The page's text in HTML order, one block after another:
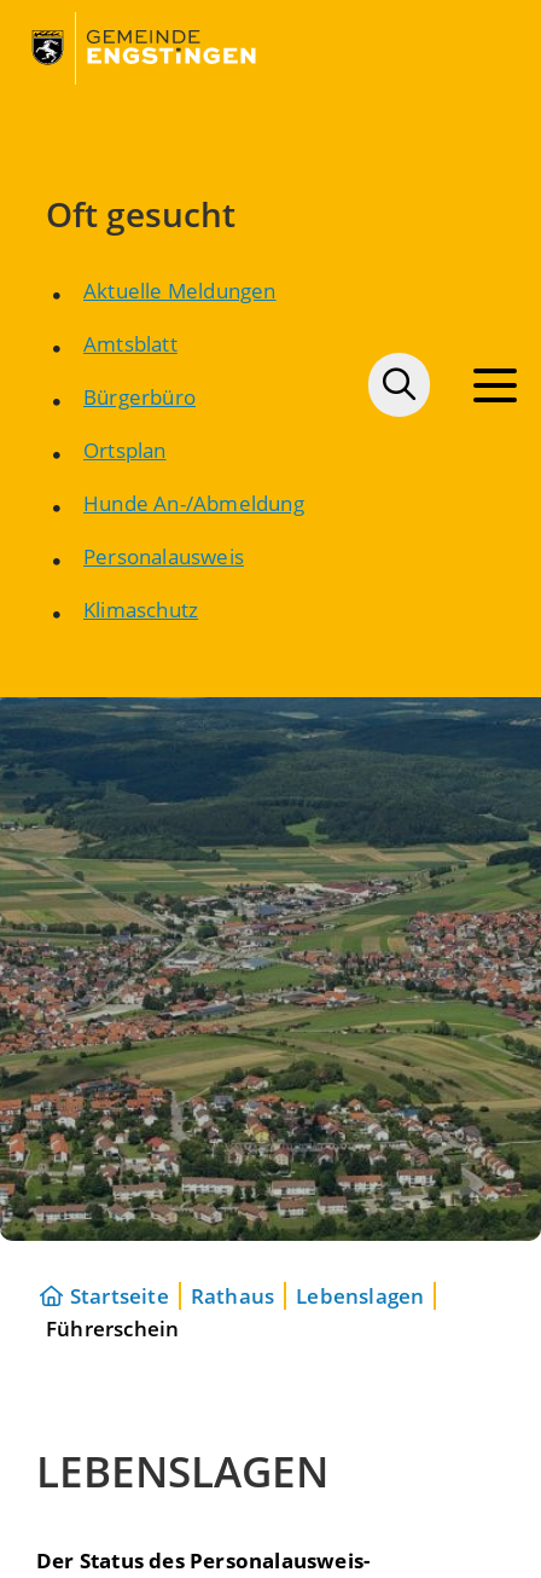
Oft gesucht
Aktuelle Meldungen
Amtsblatt
Bürgerbüro
Ortsplan
Hunde An-/Abmeldung
Personalausweis
Klimaschutz
Startseite Rathaus
Lebenslagen
Führerschein
LEBENSLAGEN
Der Status des Personalausweis-